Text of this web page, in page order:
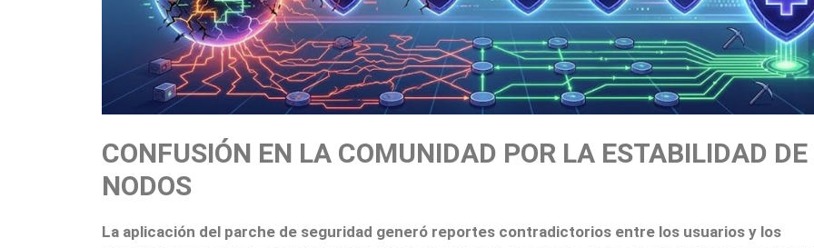
CONFUSIÓN EN LA COMUNIDAD POR LA ESTABILIDAD DE
NODOS
La aplicación del parche de seguridad generó reportes contradictorios entre los usuarios y los